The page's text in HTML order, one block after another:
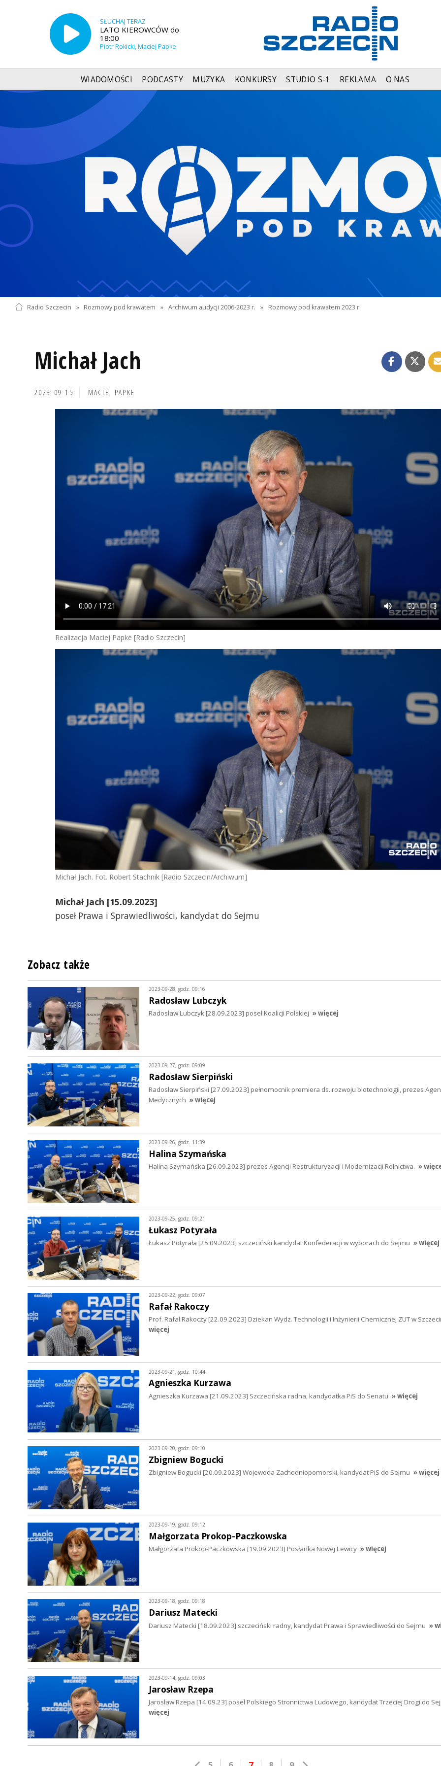
SŁUCHAJ TERAZ
LATO KIEROWCÓW do
18:00
Piotr Rokicki, Maciej Papke
WIADOMOŚCI PODCASTY MUZYKA KONKURSY STUDIO S-1 REKLAMA O NAS
Radio Szczecin » Rozmowy pod krawatem » Archiwum audycji 2006-2023 r. » Rozmowy pod krawatem 2023 r.
Michał Jach
2023-09-15 MACIEJ PAPKE
Realizacja Maciej Papke [Radio Szczecin]
Michał Jach. Fot. Robert Stachnik [Radio Szczecin/Archiwum]
Michał Jach [15.09.2023]
poseł Prawa i Sprawiedliwości, kandydat do Sejmu
Zobacz także
2023-09-28, godz. 09:16
Radosław Lubczyk
Radosław Lubczyk [28.09.2023] poseł Koalicji Polskiej » więcej
2023-09-27, godz. 09:09
Radosław Sierpiński
Radosław Sierpiński [27.09.2023] pełnomocnik premiera ds. rozwoju biotechnologii, prezes
Medycznych » więcej
2023-09-26, godz. 11:39
Halina Szymańska
Halina Szymańska [26.09.2023] prezes Agencji Restrukturyzacji i Modernizacji Rolnictwa. »
2023-09-25, godz. 09:21
Łukasz Potyrała
Łukasz Potyrała [25.09.2023] szczeciński kandydat Konfederacji w wyborach do Sejmu » więcej
2023-09-22, godz. 09:07
Rafał Rakoczy
Prof. Rafał Rakoczy [22.09.2023] Dziekan Wydz. Technologii i Inżynierii Chemicznej ZUT w
więcej
2023-09-21, godz. 10:44
Agnieszka Kurzawa
Agnieszka Kurzawa [21.09.2023] Szczecińska radna, kandydatka PiS do Senatu » więcej
2023-09-20, godz. 09:10
Zbigniew Bogucki
Zbigniew Bogucki [20.09.2023] Wojewoda Zachodniopomorski, kandydat PiS do Sejmu » więcej
2023-09-19, godz. 09:12
Małgorzata Prokop-Paczkowska
Małgorzata Prokop-Paczkowska [19.09.2023] Posłanka Nowej Lewicy » więcej
2023-09-18, godz. 09:18
Dariusz Matecki
Dariusz Matecki [18.09.2023] szczeciński radny, kandydat Prawa i Sprawiedliwości do Sejmu »
2023-09-14, godz. 09:03
Jarosław Rzepa
Jarosław Rzepa [14.09.23] poseł Polskiego Stronnictwa Ludowego, kandydat Trzeciej Drogi do
więcej